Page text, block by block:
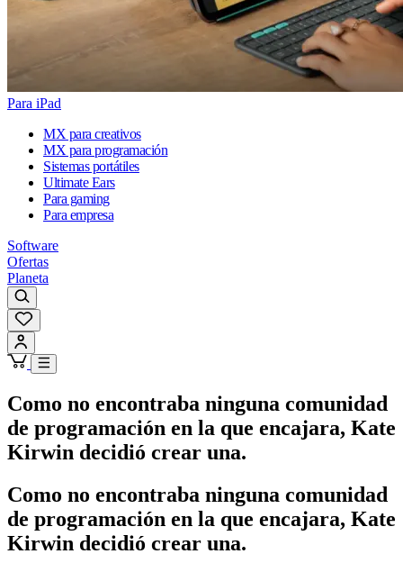
Para iPad
MX para creativos
MX para programación
Sistemas portátiles
Ultimate Ears
Para gaming
Para empresa
Software
Ofertas
Planeta
Como no encontraba ninguna comunidad
de programación en la que encajara, Kate
Kirwin decidió crear una.
Como no encontraba ninguna comunidad
de programación en la que encajara, Kate
Kirwin decidió crear una.